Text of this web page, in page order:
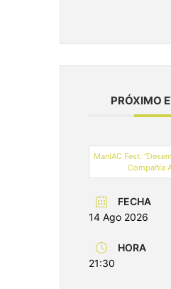
PRÓXIMO
ManIAC Fest:
Compañía
FECHA
14 Ago 2026
HORA
21:30